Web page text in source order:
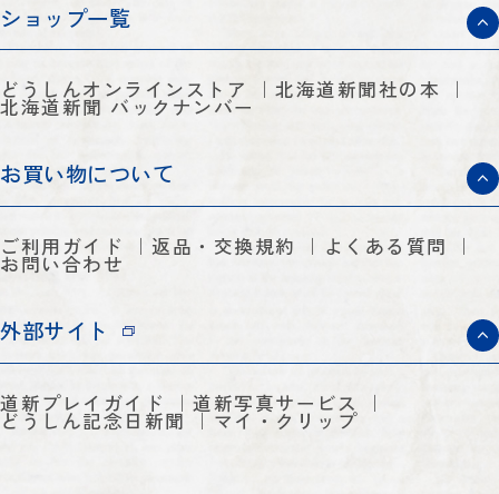
ショップ一覧
どうしんオンラインストア 北海道新聞社の本
北海道新聞 バックナンバー
お買い物について
ご利用ガイド 返品・交換規約 よくある質問
お問い合わせ
外部サイト
道新プレイガイド 道新写真サービス
どうしん記念日新聞 マイ・クリップ